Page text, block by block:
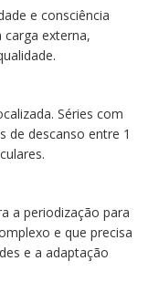
e consciência
externa,
Séries com
de descanso entre 1
a periodização para
e que precisa
e a adaptação